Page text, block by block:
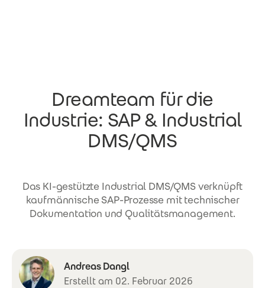
Dreamteam für die
Industrie: SAP & Industrial
DMS/QMS
Das KI-gestützte Industrial DMS/QMS verknüpft
kaufmännische SAP-Prozesse mit technischer
Dokumentation und Qualitätsmanagement.
Andreas Dangl
Erstellt am 02. Februar 2026